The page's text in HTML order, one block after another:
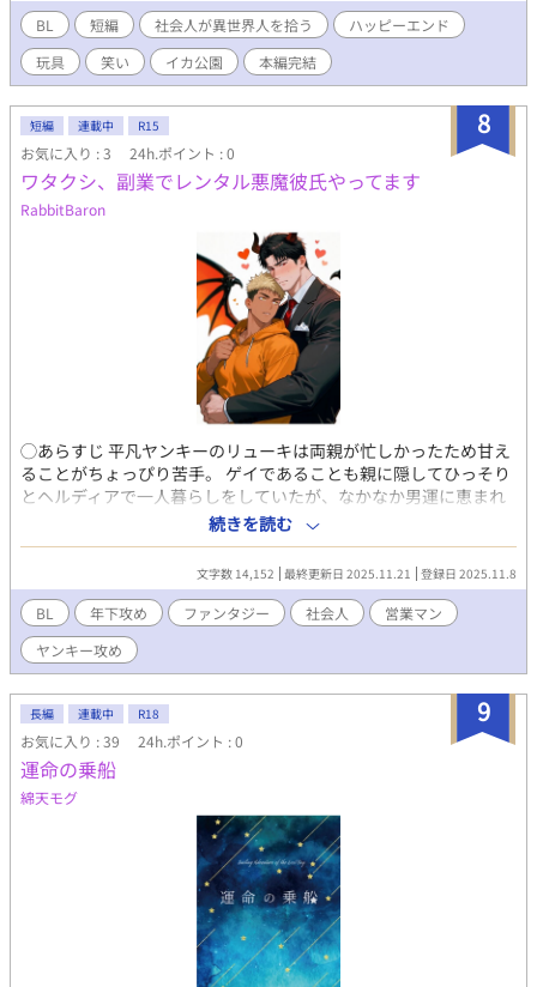
BL 短編 社会人が異世界人を拾う
ハッピーエンド
玩具
笑い イカ公園 本編完結
8
短編 連載中 R15
お気に入り : 3 24h.ポイント : 0
ワタクシ、副業でレンタル悪魔彼氏やってます
RabbitBaron
◯あらすじ 平凡ヤンキーのリューキは両親が忙しかったため甘え
ることがちょっぴり苦手。 ゲイであることも親に隠してひっそり
とヘルディアで一人暮らしをしていたが、なかなか男運に恵まれ
なかった。 彼氏欲しさに異世界召喚に手をかけることにし、エリ
ートインキュバスであるファナスとのマッチング召喚にする成功
するが…？ ファナスは普段は悪魔営業で働く営業マンでビジネス
契約のみのマッチングであった。しかし、なぜか「個人契約なら
レンタル彼氏もします」と営業をかけてくる。 甘え下手なリュー
キと余裕たっぷりのファナス、異種族や異文化が交錯する都市ヘ
ルディアでの奇妙な契約生活は、少しずつ距離と信頼を育んでい
く―― ◯ヘルディア ヘルディアは異世界パートナーとの交流が文
化として活発な多種族都市で、日常的な異世界交流が行われる一
方で夜間や裏通りは少し治安が悪めの街である。 ◯登場人物 💛リ
ューキ(平凡ヤンキー) 24歳 表向きは強気で不良っぽいが、内心は
甘え下手で寂しがりやで心優しい。 両親が忙しく幼少期から自立
を強いられた。 平凡な日常に飽きていて、刺激を求めるタイプ。
色んなことに興味津々で少し浮気性気質。異世界や非日常に巻き
込まれることにワクワクする 👿ファナス(エリートインキュバス)
年齢：外見30代前半(悪魔族の為不明) 性格：超真面目で知識豊
富。駆け引き上手で無自覚に相手を翻弄することもあるが本人は
至って真面目。インキュバスの世間的なイメージに反対してい
る。 営業の契約・ビジネスのプロでマッチング召喚を契約に繋げ
たり積極的に行う。 基本はビジネス契約を提案するがリューキに
はなぜか個人契約でレンタル彼氏をしているという嘘をついた。
続きを読む
文字数 14,152 最終更新日 2025.11.21 登録日 2025.11.8
BL 年下攻め ファンタジー 社会人
営業マン
ヤンキー攻め
9
長編 連載中 R18
お気に入り : 39 24h.ポイント : 0
運命の乗船
綿天モグ